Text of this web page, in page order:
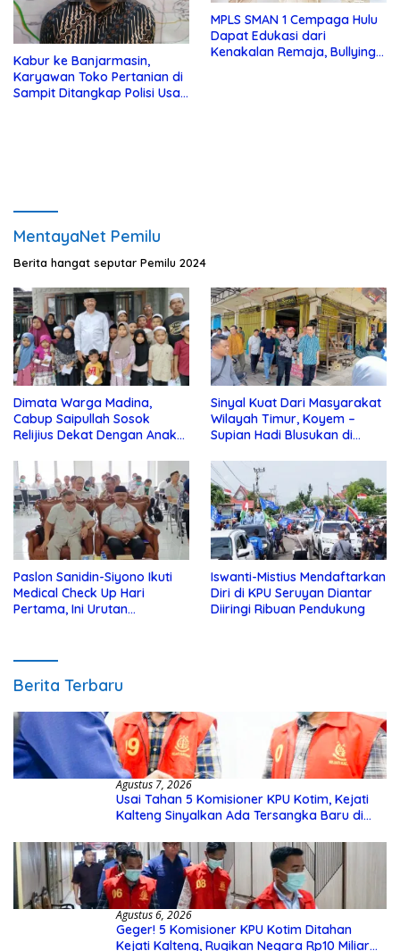
Kabur ke Banjarmasin,
Karyawan Toko Pertanian di
Sampit Ditangkap Polisi Usai
MPLS SMAN 1 Cempaga Hulu
Dapat Edukasi dari
Kenakalan Remaja, Bullying
MentayaNet Pemilu
Berita hangat seputar Pemilu 2024
Dimata Warga Madina,
Cabup Saipullah Sosok
Relijius Dekat Dengan Anak
Sinyal Kuat Dari Masyarakat
Wilayah Timur, Koyem –
Supian Hadi Blusukan di
Paslon Sanidin-Siyono Ikuti
Medical Check Up Hari
Pertama, Ini Urutan
Iswanti-Mistius Mendaftarkan
Diri di KPU Seruyan Diantar
Diiringi Ribuan Pendukung
Berita Terbaru
Agustus 7, 2026
Usai Tahan 5 Komisioner KPU Kotim, Kejati
Kalteng Sinyalkan Ada Tersangka Baru di
Agustus 6, 2026
Geger! 5 Komisioner KPU Kotim Ditahan
Kejati Kalteng, Rugikan Negara Rp10 Miliar